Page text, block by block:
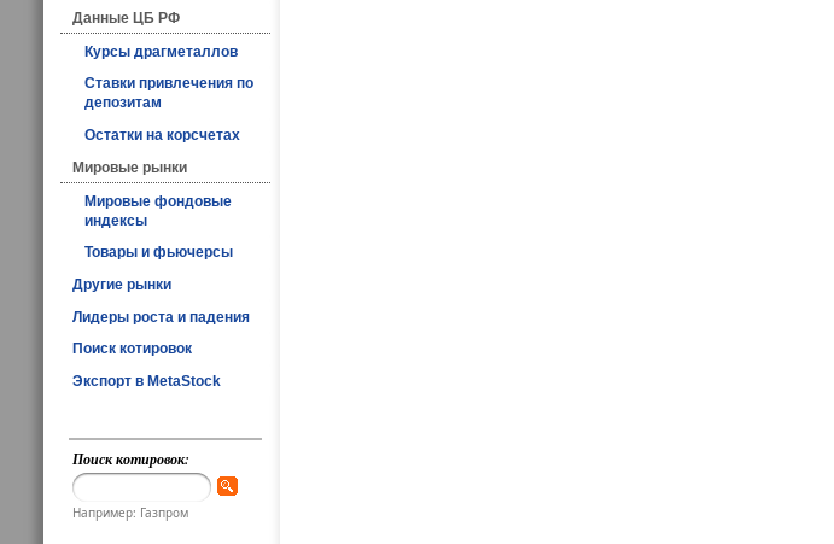
Данные ЦБ РФ
Курсы драгметаллов
Ставки привлечения по
депозитам
Остатки на корсчетах
Мировые рынки
Мировые фондовые
индексы
Товары и фьючерсы
Другие рынки
Лидеры роста и падения
Поиск котировок
Экспорт в MetaStock
Поиск котировок:
Например: Газпром